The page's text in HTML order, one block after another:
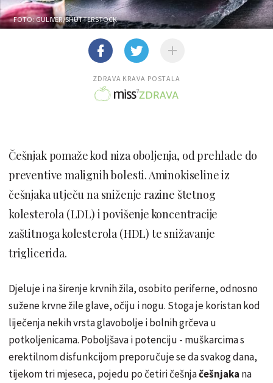
FOTO: GULIVER/SHUTTERSTOCK
ZDRAVA KRAVA POSTALA
Češnjak pomaže kod niza oboljenja, od prehlade do
preventive malignih bolesti. Aminokiseline iz
češnjaka utječu na sniženje razine štetnog
kolesterola (LDL) i povišenje koncentracije
zaštitnoga kolesterola (HDL) te snižavanje
triglicerida.
Djeluje i na širenje krvnih žila, osobito periferne, odnosno
sužene krvne žile glave, očiju i nogu. Stoga je koristan kod
liječenja nekih vrsta glavobolje i bolnih grčeva u
potkoljenicama. Poboljšava i potenciju - muškarcima s
erektilnom disfunkcijom preporučuje se da svakog dana,
tijekom tri mjeseca, pojedu po četiri češnjačešnjaka na